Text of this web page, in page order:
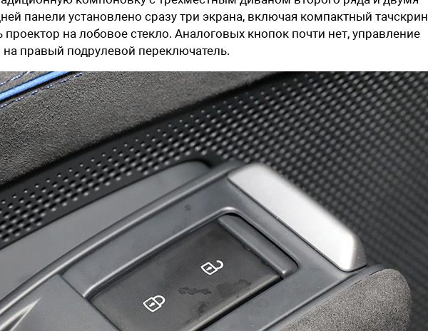
панели установлено сразу три экрана, включая компактный тачскрин
на лобовое стекло. Аналоговых кнопок почти нет, управление
правый подрулевой переключатель.